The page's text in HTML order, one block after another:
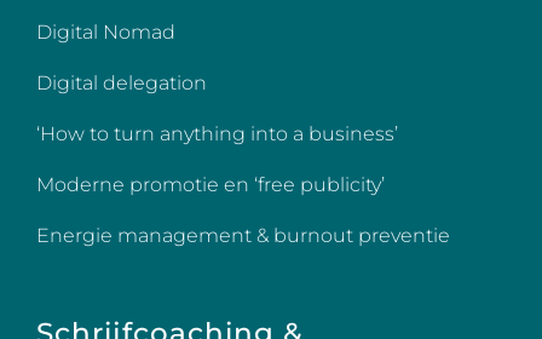
Digital Nomad
Digital delegation
‘How to turn anything into a business’
Moderne promotie en ‘free publicity’
Energie management & burnout preventie